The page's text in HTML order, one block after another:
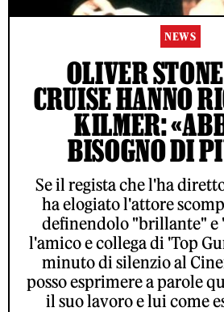
NEWS
OLIVER
CRUISE HANNO
KILMER:
BISOGNO DI
Se il regista che l'ha
ha elogiato l'attore
definendolo "brillante" e
l'amico e collega di 'Top
minuto di silenzio al
posso esprimere a parole
il suo lavoro e lui come